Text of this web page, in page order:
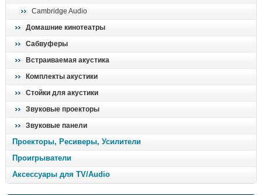
Cambridge Audio
Домашние кинотеатры
Сабвуферы
Встраиваемая акустика
Комплекты акустики
Стойки для акустики
Звуковые проекторы
Звуковые панели
Проекторы, Ресиверы, Усилители
Проигрыватели
Аксессуары для TV/Audio